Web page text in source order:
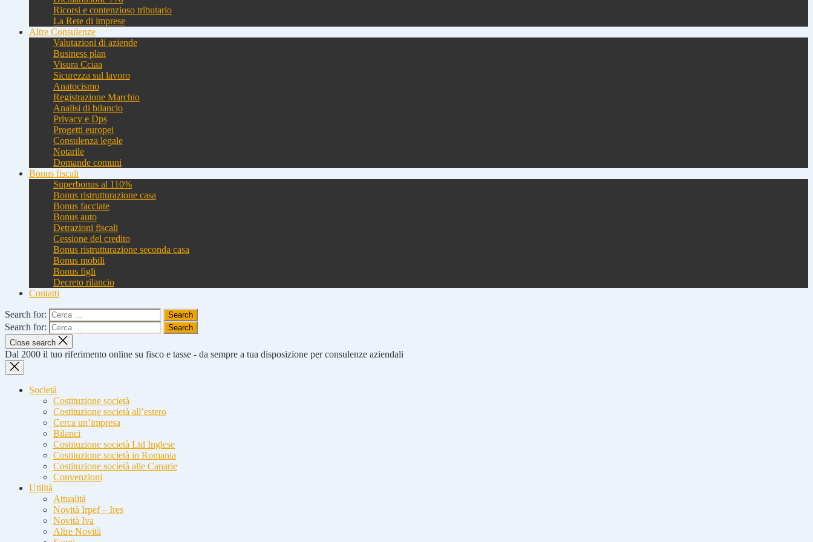
Ricorsi e contenzioso tributario
La Rete di imprese
Altre Consulenze
Valutazioni di aziende
Business plan
Visura Cciaa
Sicurezza sul lavoro
Anatocismo
Registrazione Marchio
Analisi di bilancio
Privacy e Dps
Progetti europei
Consulenza legale
Notarile
Domande comuni
Bonus fiscali
Superbonus al 110%
Bonus ristrutturazione casa
Bonus facciate
Bonus auto
Detrazioni fiscali
Cessione del credito
Bonus ristrutturazione seconda casa
Bonus mobili
Bonus figli
Decreto rilancio
Contatti
Search for:
Search for:
Close search
Dal 2000 il tuo riferimento online su fisco e tasse - da sempre a tua disposizione per consulenze aziendali
Società
Costituzione società
Costituzione società all’estero
Cerca un’impresa
Bilanci
Costituzione società Ltd Inglese
Costituzione società in Romania
Costituzione società alle Canarie
Convenzioni
Utilità
Attualità
Novità Irpef – Ires
Novità Iva
Altre Novità